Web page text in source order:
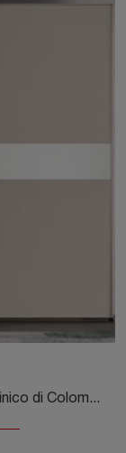
Eccoti l'armadio Inserto A103 in melaminico di Colombini Casa! Un ricco catalogo di armadi a muro con ante scorrevoli.